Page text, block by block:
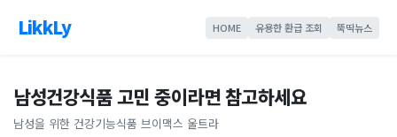
LikkLy HOME 유용한 환급 조회 뚝딱뉴스
남성건강식품 고민 중이라면 참고하세요
남성을 위한 건강기능식품 브이맥스 울트라